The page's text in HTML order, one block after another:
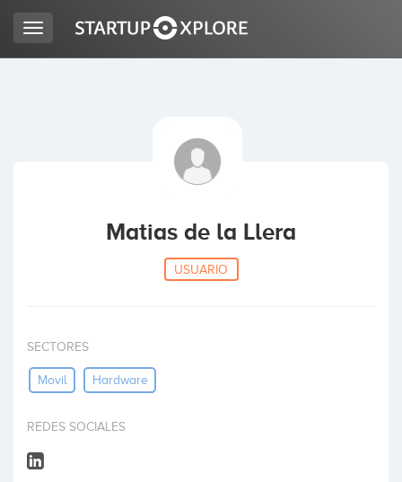
Inicio
Invertir
Toggle
navigation
Matias de la Llera
USUARIO
SECTORES
Movil Hardware
REDES SOCIALES